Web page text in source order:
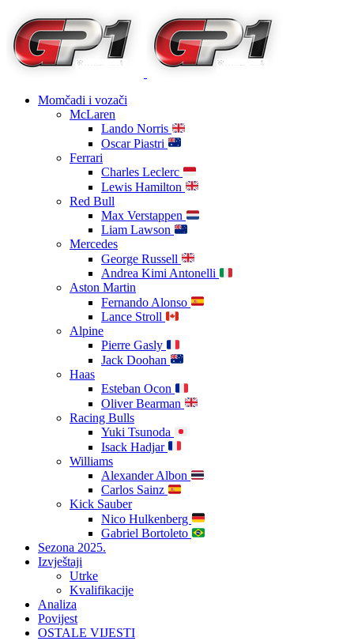
Momčadi i vozači
McLaren
Lando Norris
Oscar Piastri
Ferrari
Charles Leclerc
Lewis Hamilton
Red Bull
Max Verstappen
Liam Lawson
Mercedes
George Russell
Andrea Kimi Antonelli
Aston Martin
Fernando Alonso
Lance Stroll
Alpine
Pierre Gasly
Jack Doohan
Haas
Esteban Ocon
Oliver Bearman
Racing Bulls
Yuki Tsunoda
Isack Hadjar
Williams
Alexander Albon
Carlos Sainz
Kick Sauber
Nico Hulkenberg
Gabriel Bortoleto
Sezona 2025.
Izvještaji
Utrke
Kvalifikacije
Analiza
Povijest
OSTALE VIJESTI